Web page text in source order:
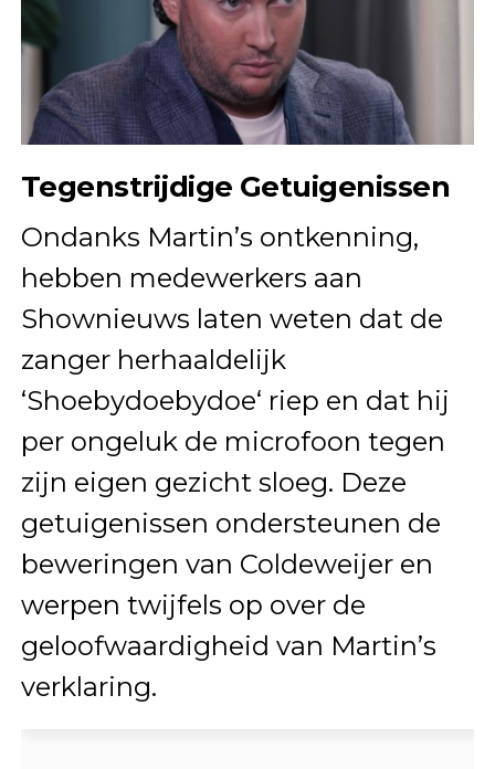
Tegenstrijdige Getuigenissen
Ondanks Martin’s ontkenning,
hebben medewerkers aan
Shownieuws laten weten dat de
zanger herhaaldelijk
‘Shoebydoebydoe‘ riep en dat hij
per ongeluk de microfoon tegen
zijn eigen gezicht sloeg. Deze
getuigenissen ondersteunen de
beweringen van Coldeweijer en
werpen twijfels op over de
geloofwaardigheid van Martin’s
verklaring.